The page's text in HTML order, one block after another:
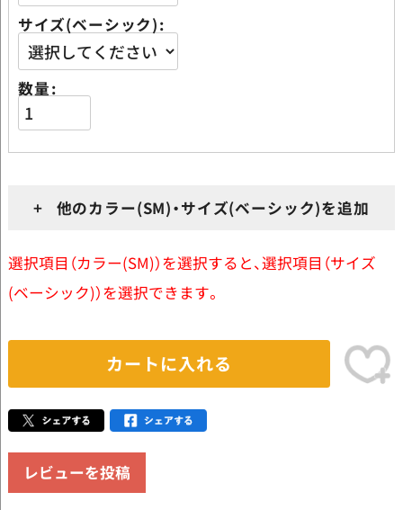
サイズ(ベーシック)
数量
+ 他のカラー(SM)・サイズ(ベーシック)を追加
選択項目（カラー(SM)）を選択すると、選択項目（サイズ
(ベーシック)）を選択できます。
カートに入れる
レビューを投稿